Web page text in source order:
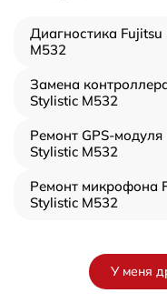
Диагностика Fujitsu
M532
Замена
Stylistic M532
Ремонт GPS-модуля
Stylistic M532
Ремонт микрофона
Stylistic M532
У меня